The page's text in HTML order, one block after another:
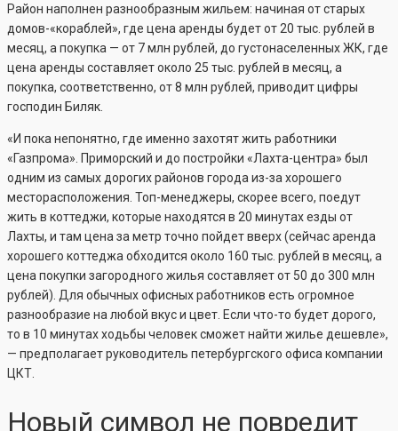
Район наполнен разнообразным жильем: начиная от старых
домов-«кораблей», где цена аренды будет от 20 тыс. рублей в
месяц, а покупка — от 7 млн рублей, до густонаселенных ЖК, где
цена аренды составляет около 25 тыс. рублей в месяц, а
покупка, соответственно, от 8 млн рублей, приводит цифры
господин Биляк.
«И пока непонятно, где именно захотят жить работники
«Газпрома». Приморский и до постройки «Лахта-центра» был
одним из самых дорогих районов города из-за хорошего
месторасположения. Топ-менеджеры, скорее всего, поедут
жить в коттеджи, которые находятся в 20 минутах езды от
Лахты, и там цена за метр точно пойдет вверх (сейчас аренда
хорошего коттеджа обходится около 160 тыс. рублей в месяц, а
цена покупки загородного жилья составляет от 50 до 300 млн
рублей). Для обычных офисных работников есть огромное
разнообразие на любой вкус и цвет. Если что-то будет дорого,
то в 10 минутах ходьбы человек сможет найти жилье дешевле»,
— предполагает руководитель петербургского офиса компании
ЦКТ.
Новый символ не повредит